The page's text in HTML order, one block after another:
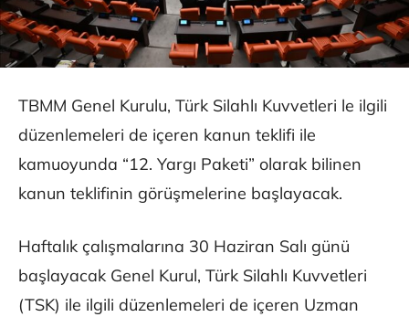
TBMM Genel Kurulu, Türk Silahlı Kuvvetleri le ilgili
düzenlemeleri de içeren kanun teklifi ile
kamuoyunda “12. Yargı Paketi” olarak bilinen
kanun teklifinin görüşmelerine başlayacak.
Haftalık çalışmalarına 30 Haziran Salı günü
başlayacak Genel Kurul, Türk Silahlı Kuvvetleri
(TSK) ile ilgili düzenlemeleri de içeren Uzman